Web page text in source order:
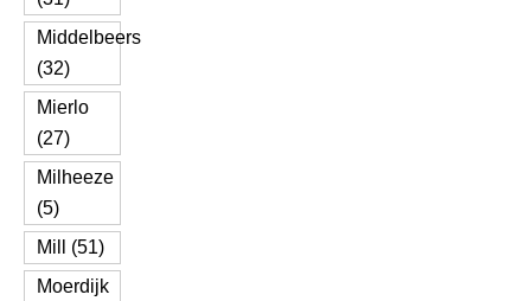
Middelbeers
(32)
Mierlo
(27)
Milheeze
(5)
Mill (51)
Moerdijk